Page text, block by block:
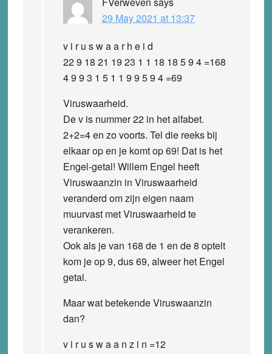
29 May 2021 at 13:37
v i r u s w a a r h e i d
22 9 18 21 19 23 1 1 18 18 5 9 4 =168
4 9 9 3 1 5 1 1 9 9 5 9 4 =69
Viruswaarheid.
De v is nummer 22 in het alfabet.
2+2=4 en zo voorts. Tel die reeks bij
elkaar op en je komt op 69! Dat is het
Engel-getal! Willem Engel heeft
Viruswaanzin in Viruswaarheid
veranderd om zijn eigen naam
muurvast met Viruswaarheid te
verankeren.
Ook als je van 168 de 1 en de 8 optelt
kom je op 9, dus 69, alweer het Engel
getal.
Maar wat betekende Viruswaanzin
dan?
v i r u s w a a n z i n =12